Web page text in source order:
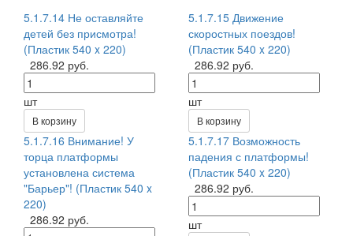
5.1.7.14 Не оставляйте
детей без присмотра!
(Пластик 540 x 220)
286.92 руб.
шт
В корзину
5.1.7.15 Движение
скоростных поездов!
(Пластик 540 x 220)
286.92 руб.
шт
В корзину
5.1.7.16 Внимание! У
торца платформы
установлена система
"Барьер"! (Пластик 540 x
220)
286.92 руб.
5.1.7.17 Возможность
падения с платформы!
(Пластик 540 x 220)
286.92 руб.
шт